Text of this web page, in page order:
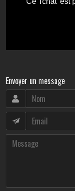
Envoyer un message